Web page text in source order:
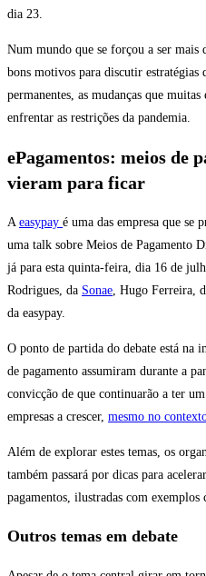
dia 23.
Num mundo que se forçou a ser
bons motivos para discutir estratégias
permanentes, as mudanças que
enfrentar as restrições da pandemia.
ePagamentos: meios de
vieram para ficar
A easypay é uma das empresa que se
uma talk sobre Meios de Pagamento
já para esta quinta-feira, dia 16 de
Rodrigues, da Sonae , Hugo Ferreira,
da easypay.
O ponto de partida do debate está na
de pagamento assumiram durante a
convicção de que continuarão a ter
empresas a crescer, mesmo no
Além de explorar estes temas, os
também passará por dicas para
pagamentos, ilustradas com exemplos
Outros temas em debate